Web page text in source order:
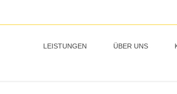
LEISTUNGEN ÜBER UNS